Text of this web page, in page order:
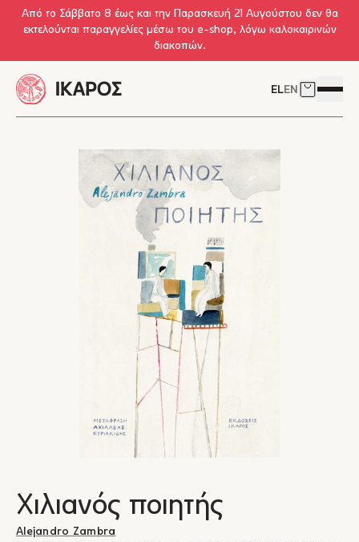
Skip to main content
Από το Σάββατο 8 έως και την Παρασκευή 21 Αυγούστου δεν θα
εκτελούνται παραγγελίες μέσω του e-shop, λόγω καλοκαιρινών
διακοπών.
ELEN Δείτε το
Χιλιανός ποιητής
Alejandro Zambra